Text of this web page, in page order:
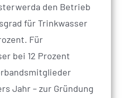
den Betrieb
für Trinkwasser
Für
bei 12 Prozent
Jahr – zur Gründung